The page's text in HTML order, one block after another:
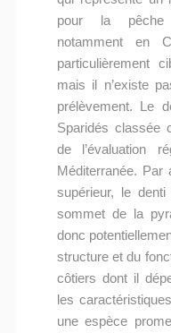
pour la pêche
notamment en
particulièrement
mais il n’existe
prélèvement. Le
Sparidés classée
de l’évaluation
Méditerranée. Par
supérieur, le
sommet de la
donc
structure et du
côtiers dont il
les
une espèce